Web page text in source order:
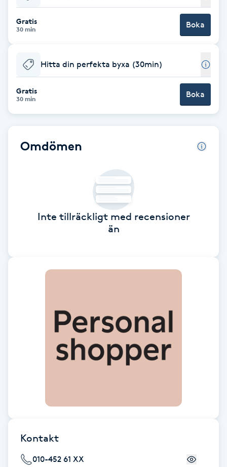
Babylights
Balayage
Bambumassage
Barber
Bottenfärg
Brynfärgning
Bröllopsuppsättning
Coachning
Cryoterapi
Gratis
30 min Boka
Hitta din perfekta byxa (30min)
Gratis
30 min Boka
Omdömen
Inte tillräckligt med recensioner
än
Kontakt
010-452 61 XX